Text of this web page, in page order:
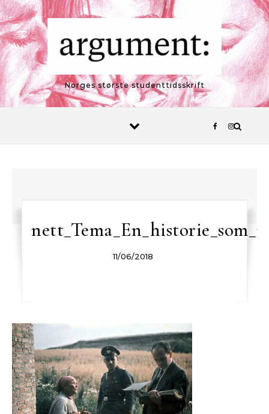
Skip to content
Norges største studenttidsskrift
11/06/2018